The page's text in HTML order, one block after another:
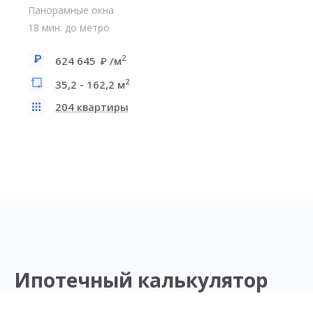
Панорамные окна
18 мин. до метро
624 645 /м2
35,2 - 162,2 м2
204 квартиры
Ипотечный калькулятор